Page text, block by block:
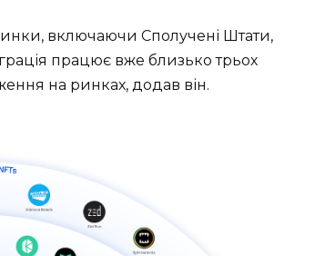
включаючи Сполучені Штати,
працює вже близько трьох
на ринках, додав він.